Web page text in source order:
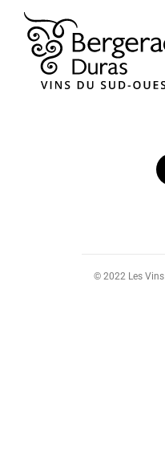
© 2022 Les Vins